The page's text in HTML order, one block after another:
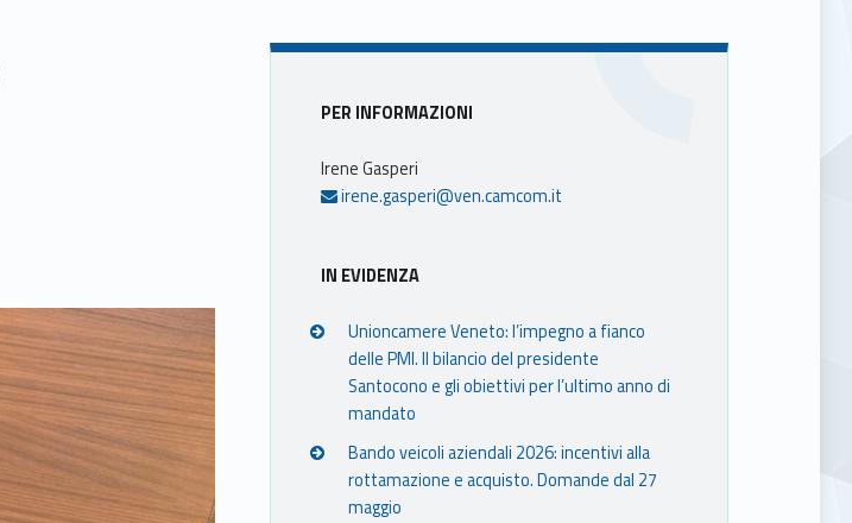
Sidebar
PER INFORMAZIONI
Irene Gasperi
irene.gasperi@ven.camcom.it
IN EVIDENZA
Unioncamere Veneto: l’impegno a fianco
delle PMI. Il bilancio del presidente
Santocono e gli obiettivi per l’ultimo anno di
mandato
Bando veicoli aziendali 2026: incentivi alla
rottamazione e acquisto. Domande dal 27
maggio